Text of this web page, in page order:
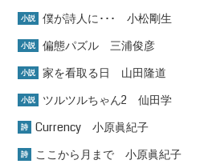
小説 僕が詩人に･･･ 小松剛生
小説 偏態パズル 三浦俊彦
小説 家を看取る日 山田隆道
小説 ツルツルちゃん2 仙田学
詩 Currency 小原眞紀子
詩 ここから月まで 小原眞紀子